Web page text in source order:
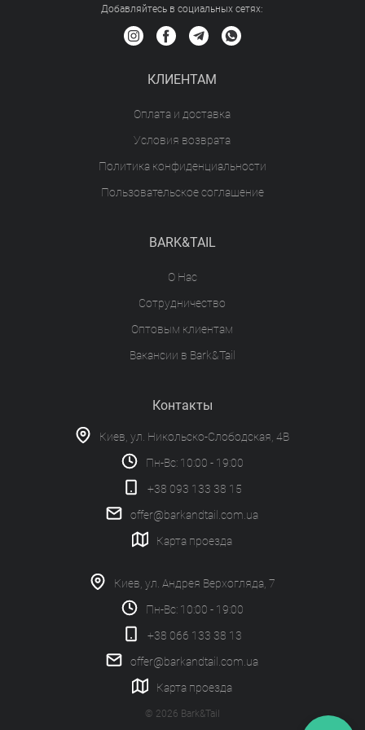
Добавляйтесь в социальных сетяx:
КЛИЕНТАМ
Оплата и доставка
Условия возврата
Политика конфиденциальности
Пользовательское соглашение
BARK&TAIL
О Нас
Сотрудничество
Оптовым клиентам
Вакансии в Bark&Tail
Контакты
Киев, ул. Никольско-Слободская, 4В
Пн-Вс: 10:00 - 19:00
+38 093 133 38 15
offer@barkandtail.com.ua
Карта проезда
Киев, ул. Андрея Верхогляда, 7
Пн-Вс: 10:00 - 19:00
+38 066 133 38 13
offer@barkandtail.com.ua
Карта проезда
© 2026 Bark&Tail